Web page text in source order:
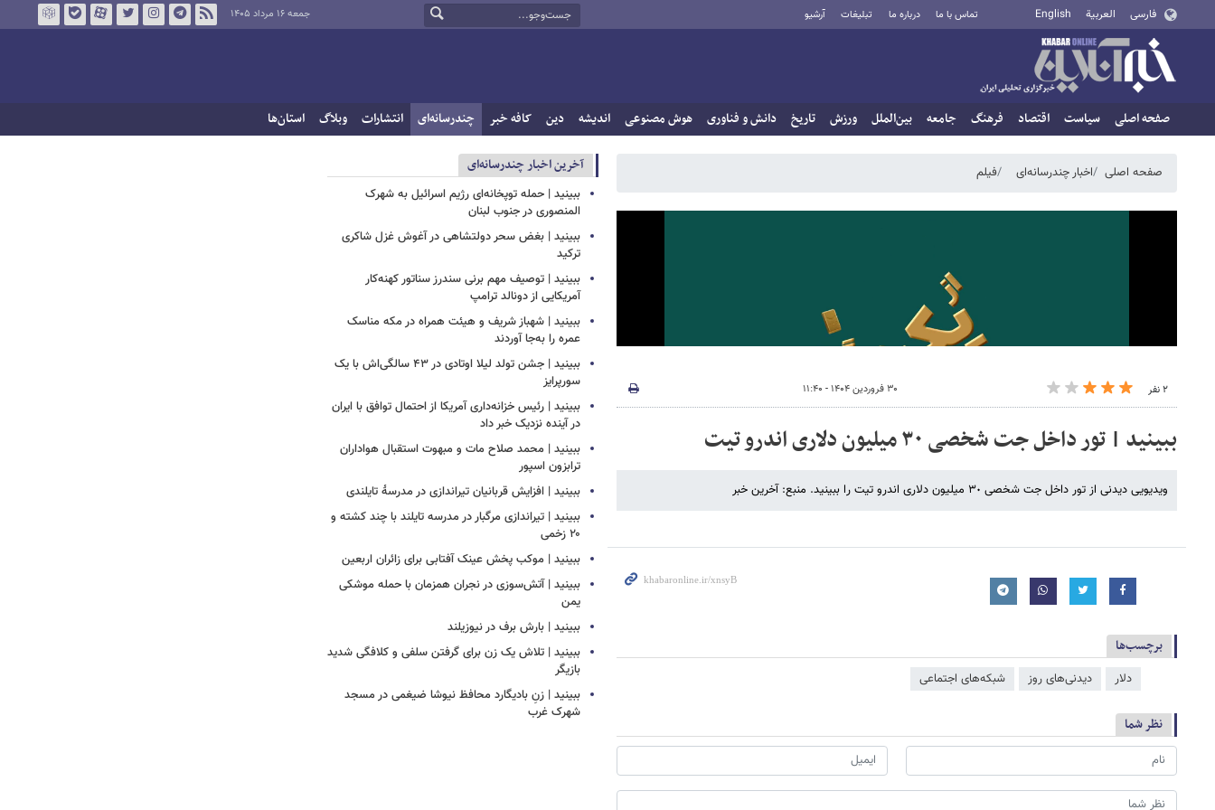
فارسی العربية English تماس با ما درباره ما تبلیغات آرشیو جمعه ۱۶ مرداد ۱۴۰۵
صفحه اصلی سیاست اقتصاد فرهنگ جامعه بین‌الملل ورزش تاریخ دانش و فناوری هوش مصنوعی اندیشه دین کافه خبر چندرسانه‌ای انتشارات وبلاگ استان‌ها
صفحه اصلی اخبار چندرسانه‌ای فیلم
۲ نفر ۳۰ فروردین ۱۴۰۴ - ۱۱:۴۰
ببینید | تور داخل جت شخصی ٣٠ میلیون دلاری اندرو تیت
ویدیویی دیدنی از تور داخل جت شخصی ٣٠ میلیون دلاری اندرو تیت را ببینید. منبع: آخرین خبر
برچسب‌ها
دلار دیدنی‌های روز شبکه‌‌های اجتماعی
نظر شما
آخرین اخبار چندرسانه‌ای
ببینید | حمله توپخانه‌ای رژیم اسرائیل به شهرک
المنصوری در جنوب لبنان
ببینید | بغض سحر دولتشاهی در آغوش غزل شاکری
ترکید
ببینید | توصیف مهم برنی سندرز سناتور کهنه‌کار
آمریکایی از دونالد ترامپ
ببینید | شهباز شریف و هیئت همراه در مکه مناسک
عمره را به‌جا آوردند
ببینید | جشن تولد لیلا اوتادی در ۴۳ سالگی‌اش با یک
سورپرایز
ببینید | رئیس خزانه‌داری آمریکا از احتمال توافق با ایران
در آینده نزدیک خبر داد
ببینید | محمد صلاح مات و مبهوت استقبال هواداران
ترابزون اسپور
ببینید | افزایش قربانیان تیراندازی در مدرسۀ تایلندی
ببینید | تیراندازی مرگبار در مدرسه‌ تایلند با چند کشته و
۲۰ زخمی
ببینید | موکب پخش عینک آفتابی برای زائران اربعین
ببینید | آتش‌سوزی در نجران همزمان با حمله موشکی
یمن
ببینید | بارش برف در نیوزیلند
ببینید | تلاش یک زن برای گرفتن سلفی و کلافگی شدید
بازیگر
ببینید | زنِ بادیگارد محافظ نیوشا ضیغمی در مسجد
شهرک غرب